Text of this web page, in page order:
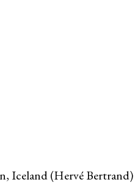
Iceland (Hervé Bertrand)